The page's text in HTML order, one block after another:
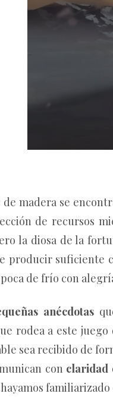
madera se
de recursos
la diosa de la
suficiente
de frío con
anécdotas
rodea a este
sea recibido de
conclaridad